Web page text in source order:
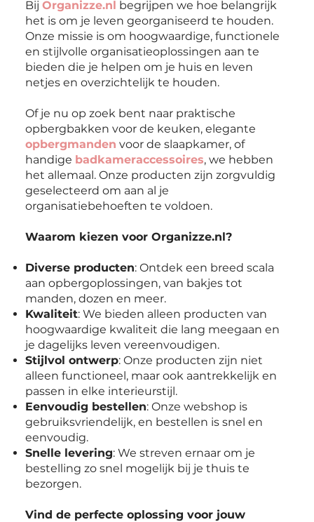
Bij Organizze.nl begrijpen we hoe belangrijk
het is om je leven georganiseerd te houden.
Onze missie is om hoogwaardige, functionele
en stijlvolle organisatieoplossingen aan te
bieden die je helpen om je huis en leven
netjes en overzichtelijk te houden.
Of je nu op zoek bent naar praktische
opbergbakken voor de keuken, elegante
opbergmanden voor de slaapkamer, of
handige badkameraccessoires, we hebben
het allemaal. Onze producten zijn zorgvuldig
geselecteerd om aan al je
organisatiebehoeften te voldoen.
Waarom kiezen voor Organizze.nl?
Diverse producten: Ontdek een breed scala
aan opbergoplossingen, van bakjes tot
manden, dozen en meer.
Kwaliteit: We bieden alleen producten van
hoogwaardige kwaliteit die lang meegaan en
je dagelijks leven vereenvoudigen.
Stijlvol ontwerp: Onze producten zijn niet
alleen functioneel, maar ook aantrekkelijk en
passen in elke interieurstijl.
Eenvoudig bestellen: Onze webshop is
gebruiksvriendelijk, en bestellen is snel en
eenvoudig.
Snelle levering: We streven ernaar om je
bestelling zo snel mogelijk bij je thuis te
bezorgen.
Vind de perfecte oplossing voor jouw